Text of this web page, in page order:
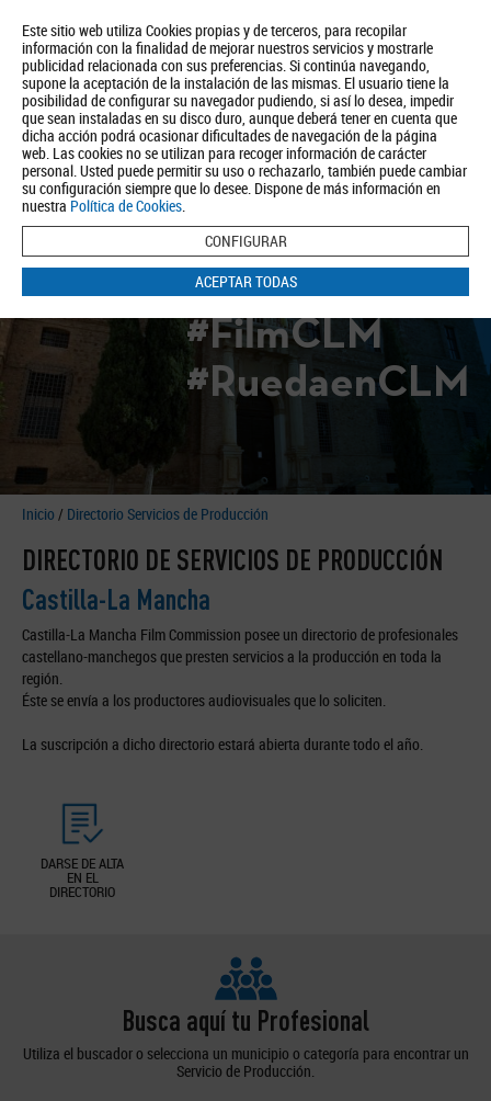
Este sitio web utiliza Cookies propias y de terceros, para recopilar
información con la finalidad de mejorar nuestros servicios y mostrarle
publicidad relacionada con sus preferencias. Si continúa navegando,
supone la aceptación de la instalación de las mismas. El usuario tiene la
posibilidad de configurar su navegador pudiendo, si así lo desea, impedir
que sean instaladas en su disco duro, aunque deberá tener en cuenta que
dicha acción podrá ocasionar dificultades de navegación de la página
web. Las cookies no se utilizan para recoger información de carácter
personal. Usted puede permitir su uso o rechazarlo, también puede cambiar
su configuración siempre que lo desee. Dispone de más información en
nuestra Política de Cookies.
CONFIGURAR
ACEPTAR TODAS
Quiénes somos Turismo Política de Privacidad Aviso Legal
Política de Cookies
BUSCAR
#FilmCLM
#RuedaenCLM
Inicio / Directorio Servicios de Producción
DIRECTORIO DE SERVICIOS DE PRODUCCIÓN
Castilla-La Mancha
Castilla-La Mancha Film Commission posee un directorio de profesionales
castellano-manchegos que presten servicios a la producción en toda la
región.
Éste se envía a los productores audiovisuales que lo soliciten.
La suscripción a dicho directorio estará abierta durante todo el año.
DARSE DE ALTA
EN EL
DIRECTORIO
Busca aquí tu Profesional
Utiliza el buscador o selecciona un municipio o categoría para encontrar un
Servicio de Producción.